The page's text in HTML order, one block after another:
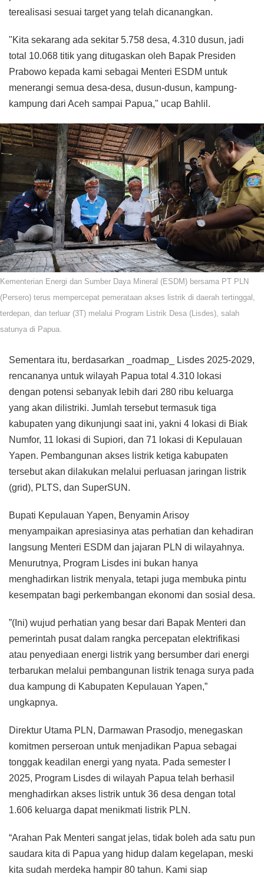
terealisasi sesuai target yang telah dicanangkan.
"Kita sekarang ada sekitar 5.758 desa, 4.310 dusun, jadi
total 10.068 titik yang ditugaskan oleh Bapak Presiden
Prabowo kepada kami sebagai Menteri ESDM untuk
menerangi semua desa-desa, dusun-dusun, kampung-
kampung dari Aceh sampai Papua," ucap Bahlil.
Kementerian Energi dan Sumber Daya Mineral (ESDM) bersama PT PLN
(Persero) terus mempercepat pemerataan akses listrik di daerah tertinggal,
terdepan, dan terluar (3T) melalui Program Listrik Desa (Lisdes), salah
satunya di Papua.
Sementara itu, berdasarkan _roadmap_ Lisdes 2025-2029,
rencananya untuk wilayah Papua total 4.310 lokasi
dengan potensi sebanyak lebih dari 280 ribu keluarga
yang akan dilistriki. Jumlah tersebut termasuk tiga
kabupaten yang dikunjungi saat ini, yakni 4 lokasi di Biak
Numfor, 11 lokasi di Supiori, dan 71 lokasi di Kepulauan
Yapen. Pembangunan akses listrik ketiga kabupaten
tersebut akan dilakukan melalui perluasan jaringan listrik
(grid), PLTS, dan SuperSUN.
Bupati Kepulauan Yapen, Benyamin Arisoy
menyampaikan apresiasinya atas perhatian dan kehadiran
langsung Menteri ESDM dan jajaran PLN di wilayahnya.
Menurutnya, Program Lisdes ini bukan hanya
menghadirkan listrik menyala, tetapi juga membuka pintu
kesempatan bagi perkembangan ekonomi dan sosial desa.
”(Ini) wujud perhatian yang besar dari Bapak Menteri dan
pemerintah pusat dalam rangka percepatan elektrifikasi
atau penyediaan energi listrik yang bersumber dari energi
terbarukan melalui pembangunan listrik tenaga surya pada
dua kampung di Kabupaten Kepulauan Yapen,”
ungkapnya.
Direktur Utama PLN, Darmawan Prasodjo, menegaskan
komitmen perseroan untuk menjadikan Papua sebagai
tonggak keadilan energi yang nyata. Pada semester I
2025, Program Lisdes di wilayah Papua telah berhasil
menghadirkan akses listrik untuk 36 desa dengan total
1.606 keluarga dapat menikmati listrik PLN.
“Arahan Pak Menteri sangat jelas, tidak boleh ada satu pun
saudara kita di Papua yang hidup dalam kegelapan, meski
kita sudah merdeka hampir 80 tahun. Kami siap